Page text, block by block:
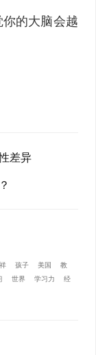
的大脑会越
差异
孩子 美国
教
世界 学习力
经